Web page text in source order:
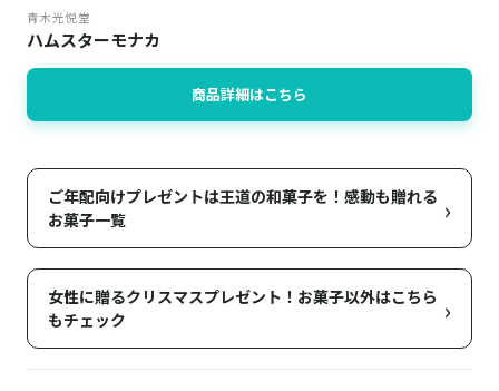
青木光悦堂
ハムスターモナカ
商品詳細はこちら
ご年配向けプレゼントは王道の和菓子を！感動も贈れる
お菓子一覧
›
女性に贈るクリスマスプレゼント！お菓子以外はこちら
もチェック
›